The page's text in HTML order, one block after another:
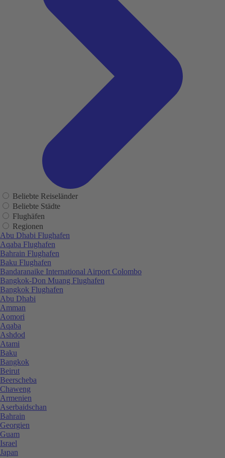
Beliebte Reiseländer
Beliebte Städte
Flughäfen
Regionen
Abu Dhabi Flughafen
Aqaba Flughafen
Bahrain Flughafen
Baku Flughafen
Bandaranaike International Airport Colombo
Bangkok-Don Muang Flughafen
Bangkok Flughafen
Abu Dhabi
Amman
Aomori
Aqaba
Ashdod
Atami
Baku
Bangkok
Beirut
Beerscheba
Chaweng
Armenien
Aserbaidschan
Bahrain
Georgien
Guam
Israel
Japan